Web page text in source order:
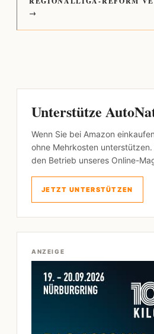
→
Unterstütze
Wenn Sie bei Amazon
ohne Mehrkosten
den Betrieb unseres Online-
JETZT UNTERSTÜTZEN
ANZEIGE